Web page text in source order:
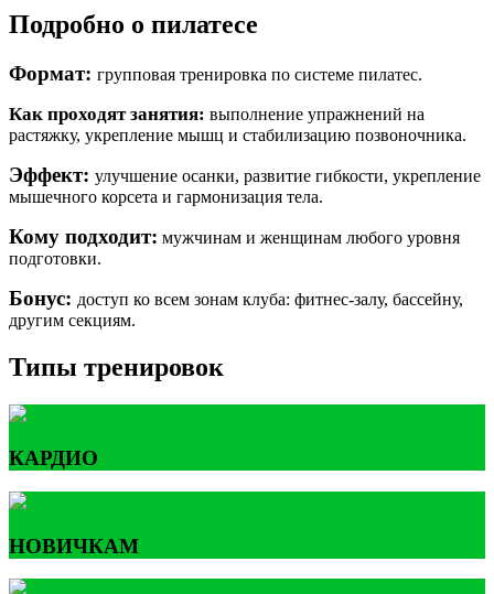
Подробно о пилатесе
Формат: групповая тренировка по системе пилатес.
Как проходят занятия: выполнение упражнений на
растяжку, укрепление мышц и стабилизацию позвоночника.
Эффект: улучшение осанки, развитие гибкости, укрепление
мышечного корсета и гармонизация тела.
Кому подходит: мужчинам и женщинам любого уровня
подготовки.
Бонус: доступ ко всем зонам клуба: фитнес-залу, бассейну,
другим секциям.
Типы тренировок
КАРДИО
НОВИЧКАМ